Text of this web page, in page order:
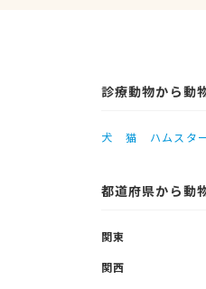
診療動物から動
犬 猫 ハムスタ
都道府県から動
関東
関西